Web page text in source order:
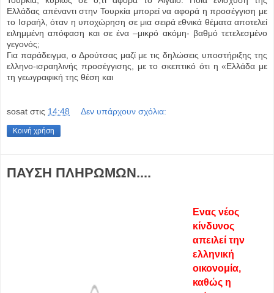
Ελλάδας απέναντι στην Τουρκία μπορεί να αφορά η προσέγγιση με
το Ισραήλ, όταν η υποχώρηση σε μια σειρά εθνικά θέματα αποτελεί
ειλημμένη απόφαση και σε ένα –μικρό ακόμη- βαθμό τετελεσμένο
γεγονός;
Για παράδειγμα, ο Δρούτσας μαζί με τις δηλώσεις υποστήριξης της
ελληνο-ισραηλινής προσέγγισης, με το σκεπτικό ότι η «Ελλάδα με
τη γεωγραφική της θέση και
sosat στις 14:48 Δεν υπάρχουν σχόλια:
Κοινή χρήση
ΠΑΥΣΗ ΠΛΗΡΩΜΩΝ....
Ενας νέος
κίνδυνος
απειλεί την
ελληνική
οικονομία,
καθώς η